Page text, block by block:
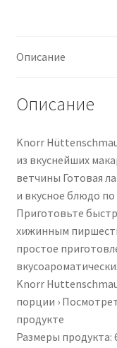
Ready
to
in
6
Minutes
156
g
(Pack
of
1)
Описание
Описание
Knorr
из вкуснейших
ветчины Готовая
и вкусное блюдо
Приготовьте
хижинным
простое
Knorr
порции ›
продукте
Размеры продукта: